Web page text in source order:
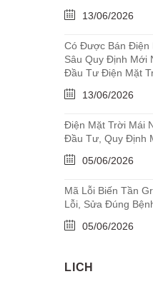
13/06/2026
Có Được Bán Điện
Sâu Quy Định Mới
Đầu Tư Điện Mặt
13/06/2026
Điện Mặt Trời Mái
Đầu Tư, Quy Định
05/06/2026
Mã Lỗi Biến Tần
Lỗi, Sửa Đúng
05/06/2026
LICH